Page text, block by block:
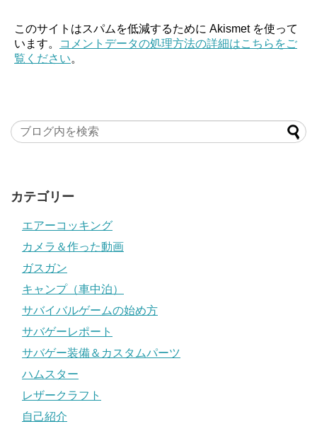
このサイトはスパムを低減するために Akismet を使って
います。
コメントデータの処理方法の詳細はこちらをご
覧ください。
カテゴリー
エアーコッキング
カメラ＆作った動画
ガスガン
キャンプ（車中泊）
サバイバルゲームの始め方
サバゲーレポート
サバゲー装備＆カスタムパーツ
ハムスター
レザークラフト
自己紹介